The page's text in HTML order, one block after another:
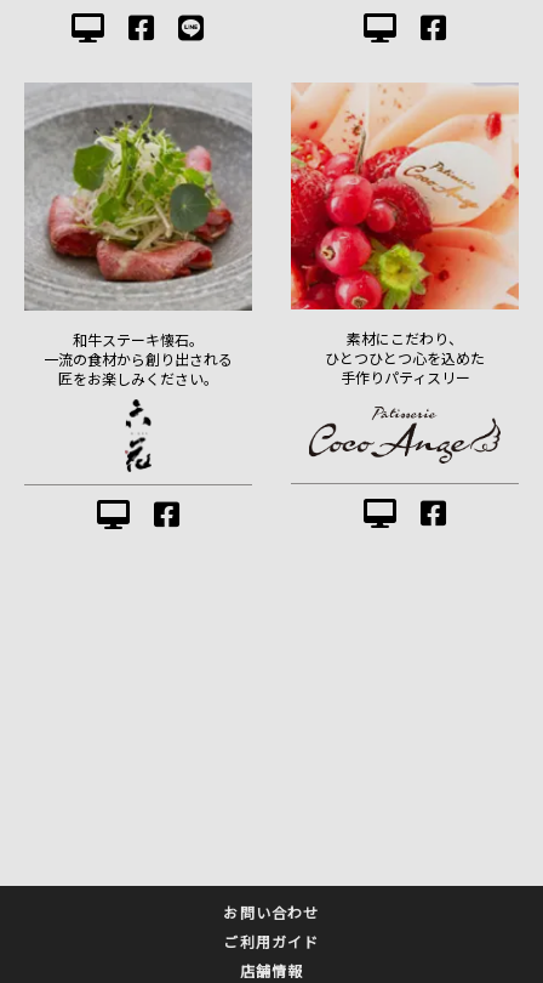
和牛ステーキ懐石。
一流の食材から創り出される
匠をお楽しみください。
素材にこだわり、
ひとつひとつ心を込めた
手作りパティスリー
お問い合わせ
ご利用ガイド
店舗情報